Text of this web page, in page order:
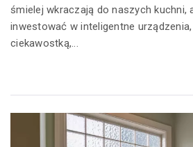
śmielej wkraczają do naszych kuchni,
inwestować w inteligentne
ciekawostką,...